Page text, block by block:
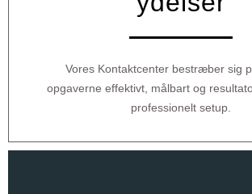
Vores Kontaktcenter bestræber sig
opgaverne effektivt, målbart og
professionelt setup.